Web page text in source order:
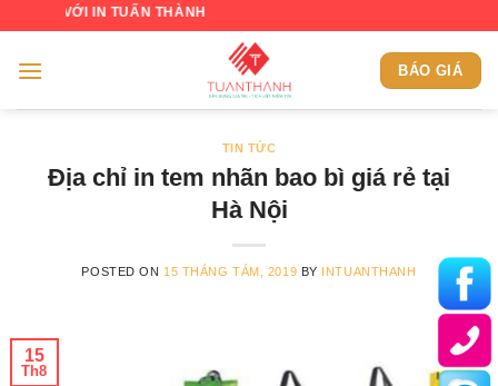
content
TUẤN THÀNH
BÁO GIÁ
TIN TỨC
Địa chỉ in tem nhãn bao bì giá rẻ tại
Hà Nội
POSTED ON 15 THÁNG TÁM, 2019 BY INTUANTHANH
15
Th8